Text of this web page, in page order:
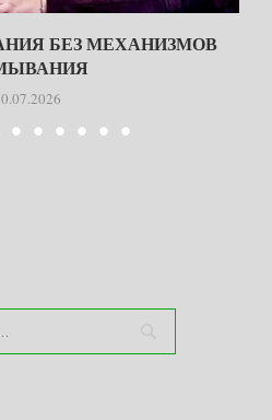
БЕЗ МЕХАНИЗМОВ